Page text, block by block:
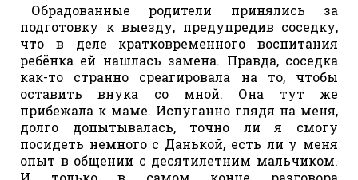
Обрадованные родители принялись за
подготовку к выезду, предупредив соседку,
что в деле кратковременного воспитания
ребёнка ей нашлась замена. Правда, соседка
как-то странно среагировала на то, чтобы
оставить внука со мной. Она тут же
прибежала к маме. Испуганно глядя на меня,
долго допытывалась, точно ли я смогу
посидеть немного с Данькой, есть ли у меня
опыт в общении с десятилетним мальчиком.